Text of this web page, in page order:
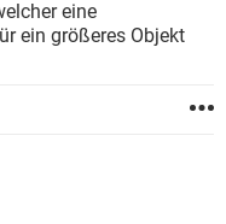
eine
ein größeres Objekt